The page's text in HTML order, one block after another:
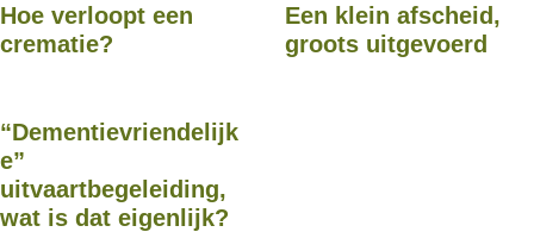
Hoe verloopt een
crematie?
Een klein afscheid,
groots uitgevoerd
“Dementievriendelijk
e”
uitvaartbegeleiding,
wat is dat eigenlijk?